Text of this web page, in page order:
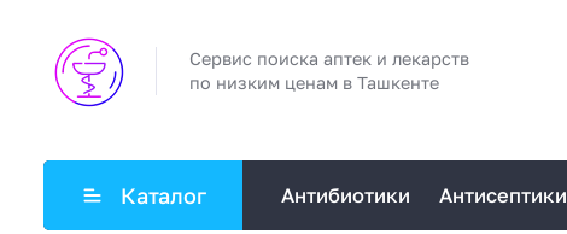
Сервис поиска аптек и лекарств
по низким ценам в Ташкенте
Каталог Антибиотики Антисептики